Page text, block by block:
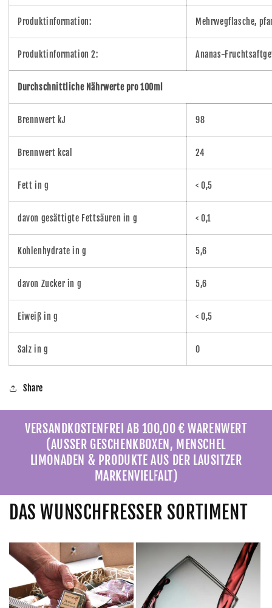
Produktinformation: Mehrwegflasche,
Produktinformation 2: Ananas-
Durchschnittliche Nährwerte pro 100ml
Brennwert kJ 98
Brennwert kcal 24
Fett in g < 0,5
davon gesättigte Fettsäuren in g < 0,1
Kohlenhydrate in g 5,6
davon Zucker in g 5,6
Eiweiß in g < 0,5
Salz in g 0
Share
VERSANDKOSTENFREI AB 100,00 € WARENWERT
(AUSSER GESCHENKBOXEN, MENSCHEL
LIMONADEN & PRODUKTE AUS DER LAUSITZER
MARKENVIELFALT)
DAS WUNSCHFRESSER SORTIMENT